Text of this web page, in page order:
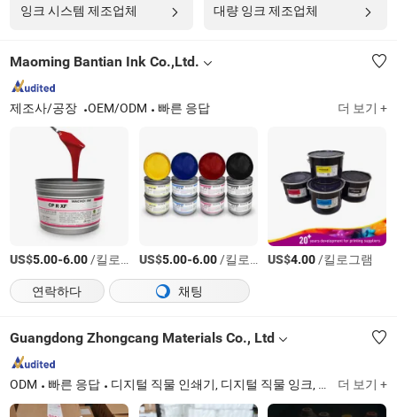
잉크 시스템 제조업체 대량 잉크 제조업체
Maoming Bantian Ink Co.,Ltd.
제조사/공장 OEM/ODM 빠른 응답 더 보기 +
US$5.00-6.00/킬로그램 US$5.00-6.00/킬로그램 US$4.00/킬로그램
연락하다
채팅
Guangdong Zhongcang Materials Co., Ltd
ODM 빠른 응답 디지털 직물 인쇄기, 디지털 직물 잉크, 전사 잉크, 에코 솔벤트 잉크, HP 데스크탑 잉크, 수지, 올리고머, 모노머 더 보기 +